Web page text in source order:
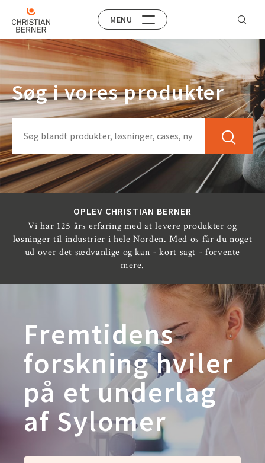
MENU
Søg i vores produkter
OPLEV CHRISTIAN BERNER
Vi har 125 års erfaring med at levere produkter og
løsninger til industrier i hele Norden. Med os får du noget
ud over det sædvanlige og kan - kort sagt - forvente
mere.
Fremtidens
forskning hviler
på et underlag
af Sylomer